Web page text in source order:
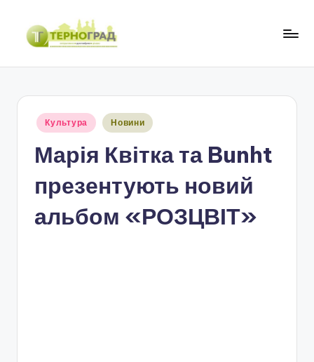
Перейти
Опубліковано
Культура Новини
Марія Квітка та Bunht
презентують новий
альбом «РОЗЦВІТ»